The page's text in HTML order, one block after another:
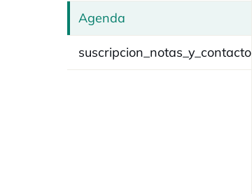
Agenda
suscripcion_notas_y_contacto